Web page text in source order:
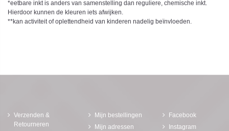
*eetbare inkt is anders van samenstelling dan reguliere, chemische inkt.
Hierdoor kunnen de kleuren iets afwijken.
**kan activiteit of oplettendheid van kinderen nadelig beïnvloeden.
Verzenden &
Retourneren
Mijn bestellingen
Mijn adressen
Facebook
Instagram